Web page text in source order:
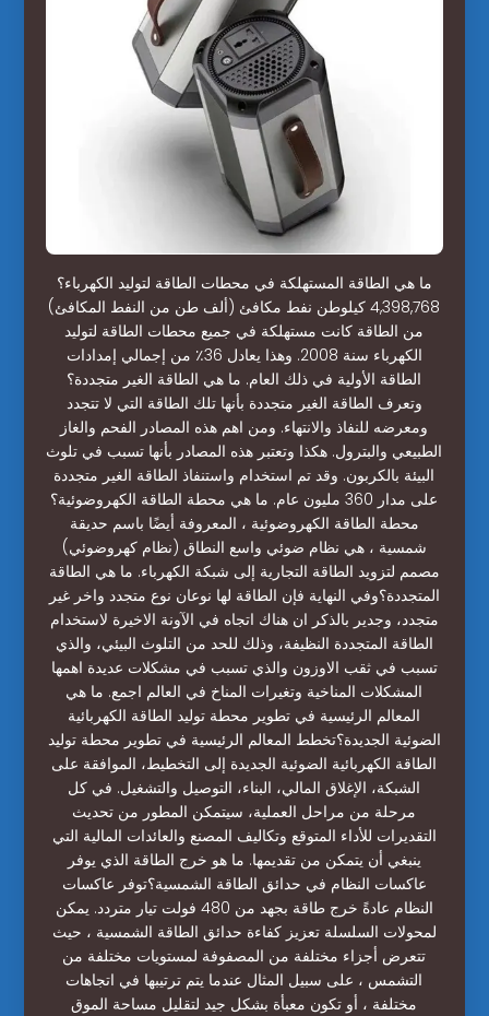
ما هي الطاقة المستهلكة في محطات الطاقة لتوليد الكهرباء؟
4,398,768 كيلوطن نفط مكافئ (ألف طن من النفط المكافئ)
من الطاقة كانت مستهلكة في جميع محطات الطاقة لتوليد
الكهرباء سنة 2008. وهذا يعادل 36٪ من إجمالي إمدادات
الطاقة الأولية في ذلك العام. ما هي الطاقة الغير متجددة؟
وتعرف الطاقة الغير متجددة بأنها تلك الطاقة التي لا تتجدد
ومعرضه للنفاذ والانتهاء. ومن اهم هذه المصادر الفحم والغاز
الطبيعي والبترول. هكذا وتعتبر هذه المصادر بأنها تسبب في تلوث
البيئة بالكربون. وقد تم استخدام واستنفاذ الطاقة الغير متجددة
على مدار 360 مليون عام. ما هي محطة الطاقة الكهروضوئية؟
محطة الطاقة الكهروضوئية ، المعروفة أيضًا باسم حديقة
شمسية ، هي نظام ضوئي واسع النطاق (نظام كهروضوئي)
مصمم لتزويد الطاقة التجارية إلى شبكة الكهرباء. ما هي الطاقة
المتجددة؟وفي النهاية فإن الطاقة لها نوعان نوع متجدد واخر غير
متجدد، وجدير بالذكر ان هناك اتجاه في الآونة الاخيرة لاستخدام
الطاقة المتجددة النظيفة، وذلك للحد من التلوث البيئي، والذي
تسبب في ثقب الاوزون والذي تسبب في مشكلات عديدة اهمها
المشكلات المناخية وتغيرات المناخ في العالم اجمع. ما هي
المعالم الرئيسية في تطوير محطة توليد الطاقة الكهربائية
الضوئية الجديدة؟تخطط المعالم الرئيسية في تطوير محطة توليد
الطاقة الكهربائية الضوئية الجديدة إلى التخطيط، الموافقة على
الشبكة، الإغلاق المالي، البناء، التوصيل والتشغيل. في كل
مرحلة من مراحل العملية، سيتمكن المطور من تحديث
التقديرات للأداء المتوقع وتكاليف المصنع والعائدات المالية التي
ينبغي أن يتمكن من تقديمها. ما هو خرج الطاقة الذي يوفر
عاكسات النظام في حدائق الطاقة الشمسية؟توفر عاكسات
النظام عادةً خرج طاقة بجهد من 480 فولت تيار متردد. يمكن
لمحولات السلسلة تعزيز كفاءة حدائق الطاقة الشمسية ، حيث
تتعرض أجزاء مختلفة من المصفوفة لمستويات مختلفة من
التشمس ، على سبيل المثال عندما يتم ترتيبها في اتجاهات
مختلفة ، أو تكون معبأة بشكل جيد لتقليل مساحة الموق